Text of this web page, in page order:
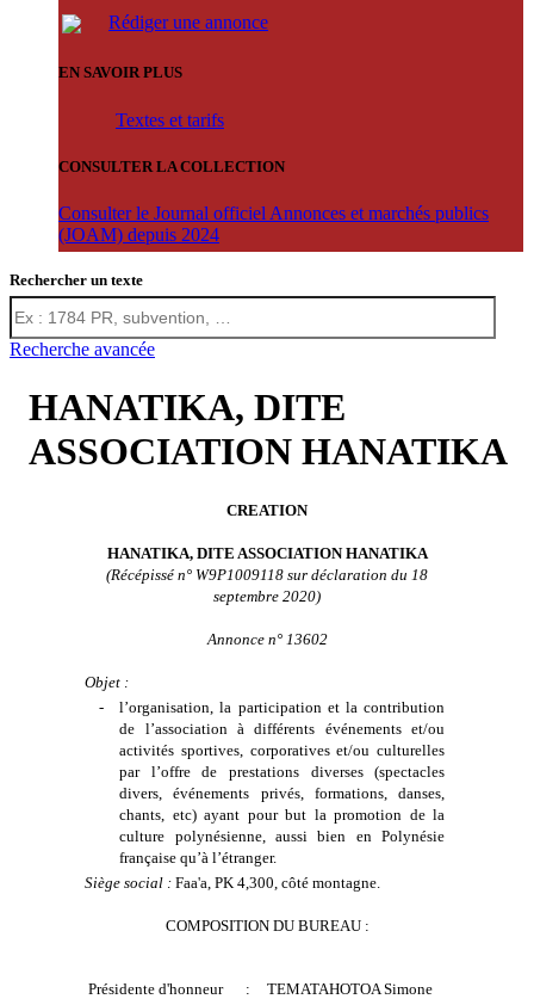
Rédiger une annonce
EN SAVOIR PLUS
Textes et tarifs
CONSULTER LA COLLECTION
Consulter le Journal officiel Annonces et marchés publics
(JOAM) depuis 2024
Rechercher un texte
Recherche avancée
HANATIKA, DITE
ASSOCIATION HANATIKA
CREATION
HANATIKA, DITE ASSOCIATION HANATIKA
(Récépissé n° W9P1009118 sur déclaration du 18
septembre 2020)
Annonce n° 13602
Objet :
-
l’organisation, la participation et la contribution
de l’association à différents événements et/ou
activités sportives, corporatives et/ou culturelles
par l’offre de prestations diverses (spectacles
divers, événements privés, formations, danses,
chants, etc) ayant pour but la promotion de la
culture polynésienne, aussi bien en Polynésie
française qu’à l’étranger.
Siège social :Faa'a, PK 4,300, côté montagne.
COMPOSITION DU BUREAU :
Présidente d'honneur :
TEMATAHOTOA Simone